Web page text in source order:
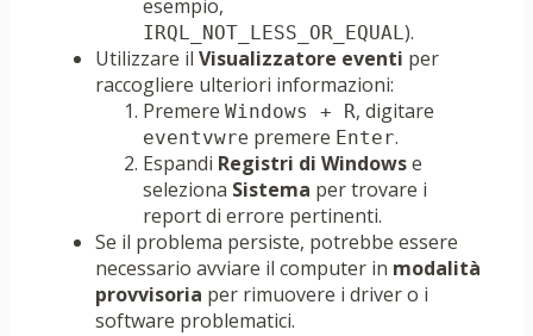
esempio,
IRQL_NOT_LESS_OR_EQUAL).
Utilizzare il Visualizzatore eventi per
raccogliere ulteriori informazioni:
Premere Windows + R, digitare
eventvwre premere Enter.
Espandi Registri di Windowse
seleziona Sistema per trovare i
report di errore pertinenti.
Se il problema persiste, potrebbe essere
necessario avviare il computer in modalità
provvisoria per rimuovere i driver o i
software problematici.